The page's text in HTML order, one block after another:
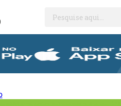
Pesquise aqui...